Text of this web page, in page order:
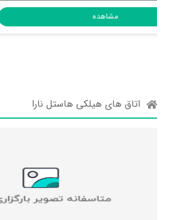
مشاهده
اتاق های هیلکی هاستل نارا